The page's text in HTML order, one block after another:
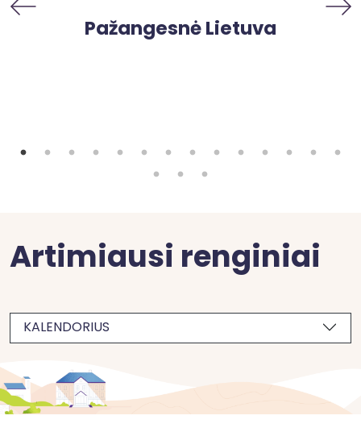
Pažangesnė Lietuva
Artimiausi renginiai
KALENDORIUS